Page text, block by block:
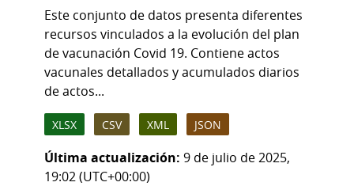
Este conjunto de datos presenta diferentes
recursos vinculados a la evolución del plan
de vacunación Covid 19. Contiene actos
vacunales detallados y acumulados diarios
de actos...
XLSX CSV XML JSON
Última actualización: 9 de julio de 2025,
19:02 (UTC+00:00)